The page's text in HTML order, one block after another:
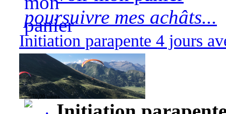
poursuivre mes achâts...
Initiation parapente 4 jours
570,00 euros